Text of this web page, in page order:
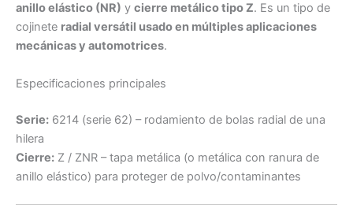
anillo elástico (NR) y cierre metálico tipo Z. Es un tipo de
cojinete radial versátil usado en múltiples aplicaciones
mecánicas y automotrices.
Especificaciones principales
Serie: 6214 (serie 62) – rodamiento de bolas radial de una
hilera
Cierre: Z / ZNR – tapa metálica (o metálica con ranura de
anillo elástico) para proteger de polvo/contaminantes